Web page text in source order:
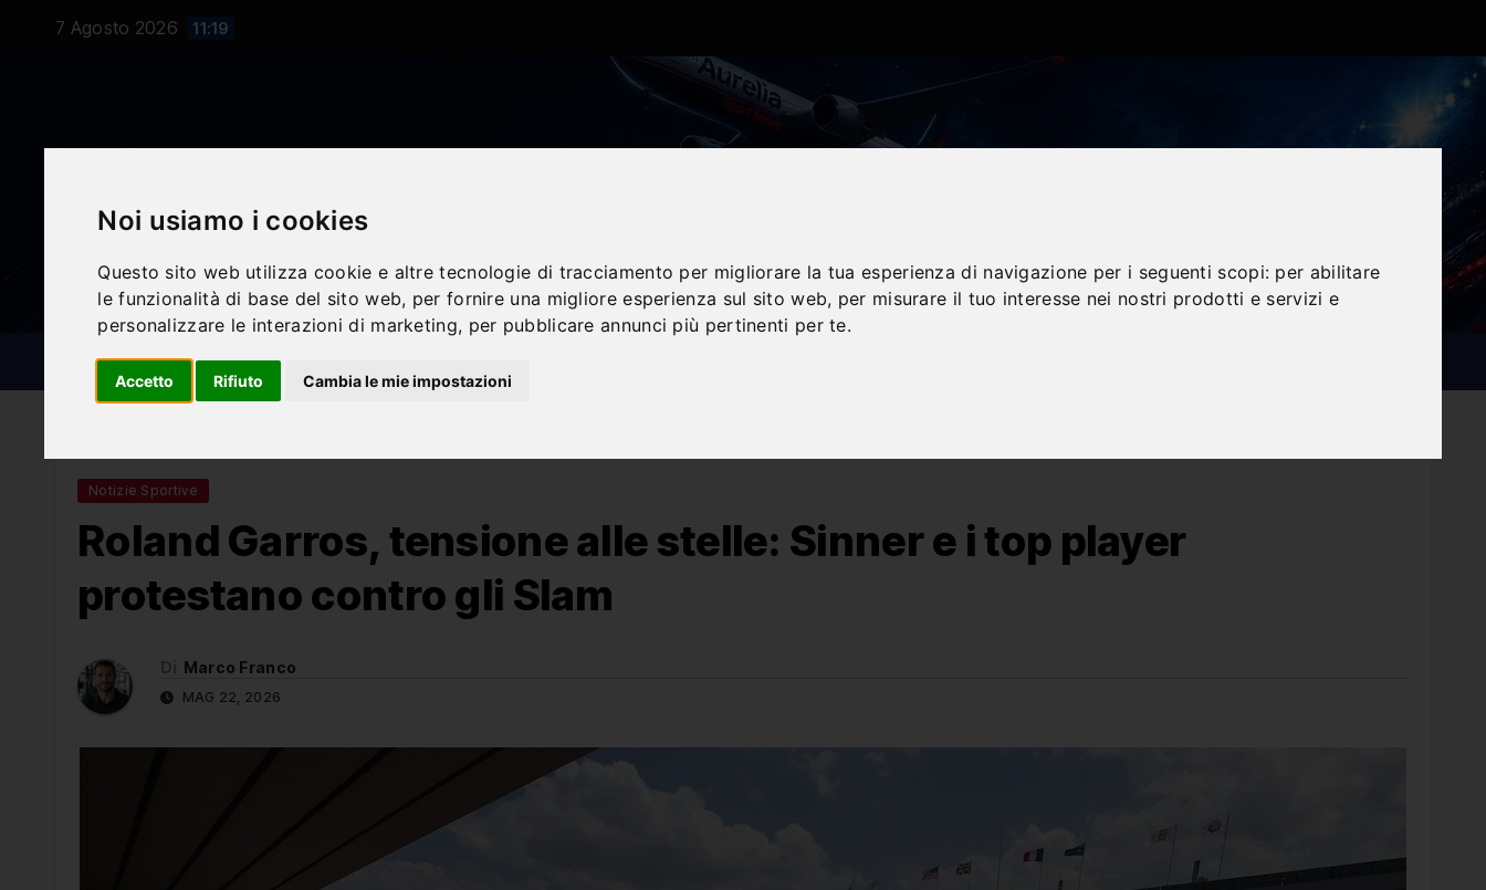
Noi usiamo i cookies
Questo sito web utilizza cookie e altre tecnologie di tracciamento per migliorare la tua esperienza di navigazione per i seguenti scopi: per abilitare
le funzionalità di base del sito web, per fornire una migliore esperienza sul sito web, per misurare il tuo interesse nei nostri prodotti e servizi e
personalizzare le interazioni di marketing, per pubblicare annunci più pertinenti per te.
Accetto Rifiuto Cambia le mie impostazioni
7 Agosto 2026 11:19
NOTIZIE SPORTIVE
Notizie Sportive
Roland Garros, tensione alle stelle: Sinner e i top player
protestano contro gli Slam
Marco Franco
MAG 22, 2026